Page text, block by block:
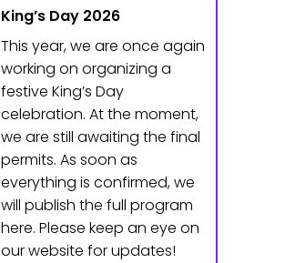
King’s Day 2026
This year, we are once again
working on organizing a
festive King’s Day
celebration. At the moment,
we are still awaiting the final
permits. As soon as
everything is confirmed, we
will publish the full program
here. Please keep an eye on
our website for updates!